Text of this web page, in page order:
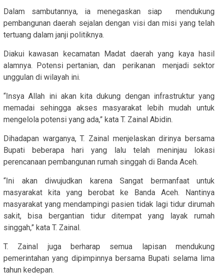
Dalam sambutannya, ia menegaskan siap mendukung
pembangunan daerah sejalan dengan visi dan misi yang telah
tertuang dalam janji politiknya.
Diakui kawasan kecamatan Madat daerah yang kaya hasil
alamnya. Potensi pertanian, dan perikanan menjadi sektor
unggulan di wilayah ini.
“Insya Allah ini akan kita dukung dengan infrastruktur yang
memadai sehingga akses masyarakat lebih mudah untuk
mengelola potensi yang ada,” kata T. Zainal Abidin.
Dihadapan warganya, T. Zainal menjelaskan dirinya bersama
Bupati beberapa hari yang lalu telah meninjau lokasi
perencanaan pembangunan rumah singgah di Banda Aceh.
“Ini akan diwujudkan karena Sangat bermanfaat untuk
masyarakat kita yang berobat ke Banda Aceh. Nantinya
masyarakat yang mendampingi pasien tidak lagi tidur dirumah
sakit, bisa bergantian tidur ditempat yang layak rumah
singgah,” kata T. Zainal.
T. Zainal juga berharap semua lapisan mendukung
pemerintahan yang dipimpinnya bersama Bupati selama lima
tahun kedepan.